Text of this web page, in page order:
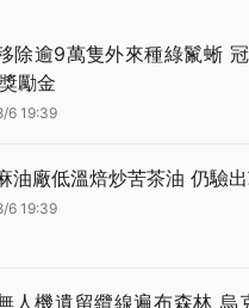
除逾9萬隻外來種綠鬣蜥
勵金
6 19:39
油廠低溫焙炒苦茶油 仍驗
6 19:39
人機遺留纜線遍布森林 烏